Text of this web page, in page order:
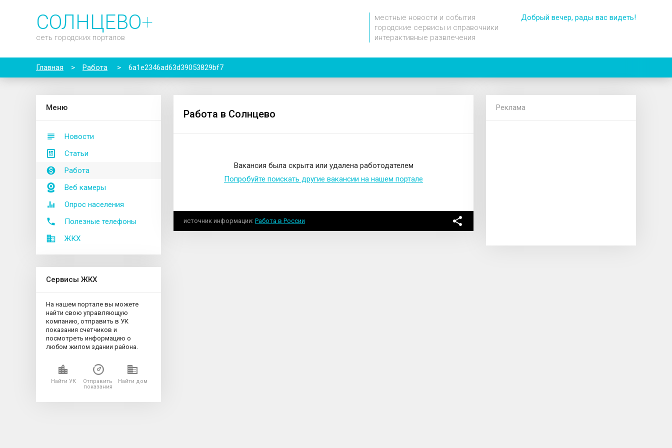
СОЛНЦЕВО+
сеть городских порталов
местные новости и события
городские сервисы и справочники
интерактивные развлечения
Добрый вечер, рады вас видеть!
Главная > Работа > 6a1e2346ad63d39053829bf7
Меню
Новости
Статьи
Работа
Веб камеры
Опрос населения
Полезные телефоны
ЖКХ
Сервисы ЖКХ
На нашем портале вы можете
найти свою управляющую
компанию, отправить в УК
показания счетчиков и
посмотреть информацию о
любом жилом здании района.
Найти УК
Отправить
показания
Найти дом
Работа в Солнцево
Вакансия была скрыта или удалена работодателем
Попробуйте поискать другие вакансии на нашем портале
источник информации Работа в России
Реклама